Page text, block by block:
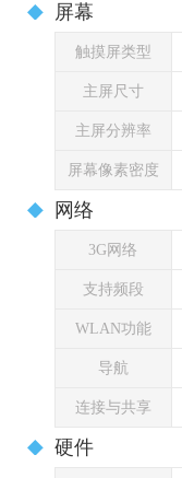
屏幕
触摸屏类型
主屏尺寸
主屏分辨率
屏幕像素密度
网络
3G网络
支持频段
WLAN功能
导航
连接与共享
硬件